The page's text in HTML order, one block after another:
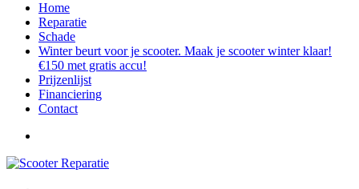
Home
Reparatie
Schade
Winter beurt voor je scooter. Maak je scooter winter klaar!
€150 met gratis accu!
Prijzenlijst
Financiering
Contact